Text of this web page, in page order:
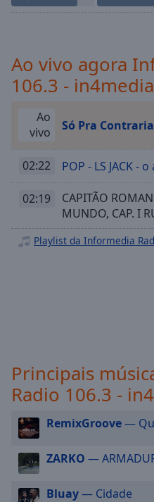
1x
Chapters
Chapters
Descriptions
off,
subtitles
settings,
Audio
Track
Picture-
in-
Fullscreen
This
Ao vivo agora
106.3 - in4media
Ao
vivo
Só Pra
02:22 POP - LS JACK -
02:19
CAPITÃO
MUNDO, CAP. I
Playlist da Informedia
Principais
Radio 106.3 -
RemixGroove—
ZARKO —
Bluay— Cidade